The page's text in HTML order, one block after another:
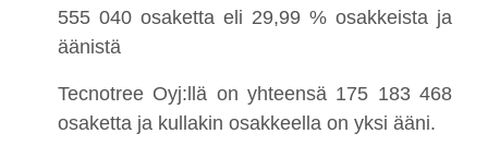
555 040 osaketta eli 29,99 % osakkeista ja
äänistä
Tecnotree Oyj:llä on yhteensä 175 183 468
osaketta ja kullakin osakkeella on yksi ääni.